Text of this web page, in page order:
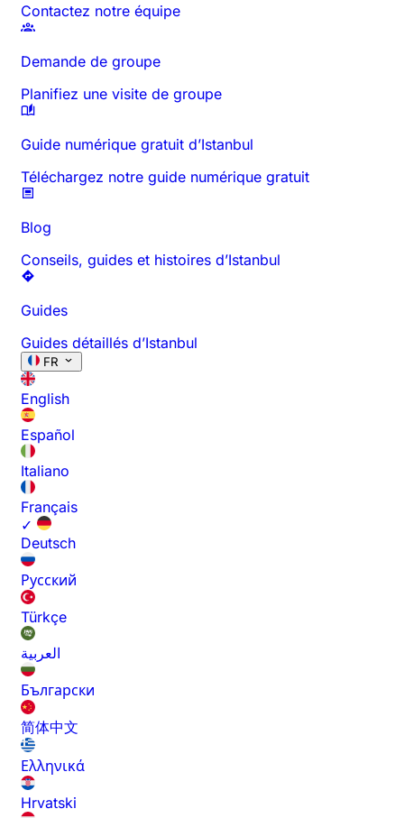
Contactez notre équipe
Demande de groupe
Planifiez une visite de groupe
Guide numérique gratuit d’Istanbul
Téléchargez notre guide numérique gratuit
Blog
Conseils, guides et histoires d’Istanbul
Guides
Guides détaillés d’Istanbul
FR
English
Español
Italiano
Français
✓
Deutsch
Русский
Türkçe
العربية
Български
简体中文
Ελληνικά
Hrvatski